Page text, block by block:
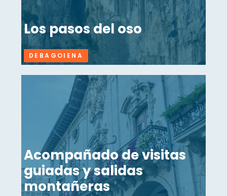
Los pasos del oso
DEBAGOIENA
Acompañado de visitas
guiadas y salidas
montañeras